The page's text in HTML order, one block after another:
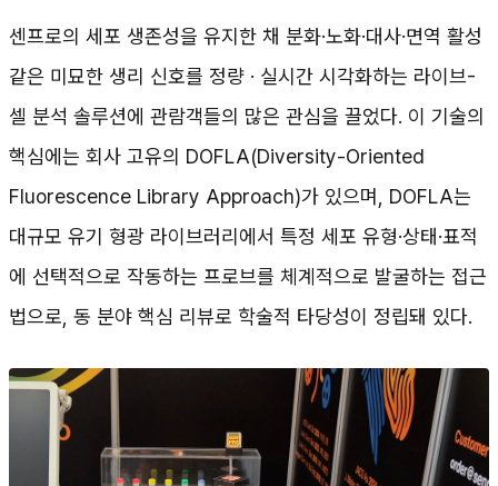
센프로의 세포 생존성을 유지한 채 분화·노화·대사·면역 활성
같은 미묘한 생리 신호를 정량 · 실시간 시각화하는 라이브-
셀 분석 솔루션에 관람객들의 많은 관심을 끌었다. 이 기술의
핵심에는 회사 고유의 DOFLA(Diversity-Oriented
Fluorescence Library Approach)가 있으며, DOFLA는
대규모 유기 형광 라이브러리에서 특정 세포 유형·상태·표적
에 선택적으로 작동하는 프로브를 체계적으로 발굴하는 접근
법으로, 동 분야 핵심 리뷰로 학술적 타당성이 정립돼 있다.